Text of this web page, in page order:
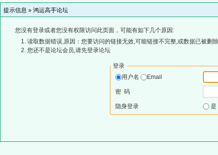
提示信息 » 鸿运高手论坛
您没有登录或者您没有权限访问此页面，可能有如下几个原因:
读取数据错误,原因：您要访问的链接无效,可能链接不完整,或数据已被删
您还不是论坛会员,请先登录论坛
登录
用户名
Email
密 码
隐身登录